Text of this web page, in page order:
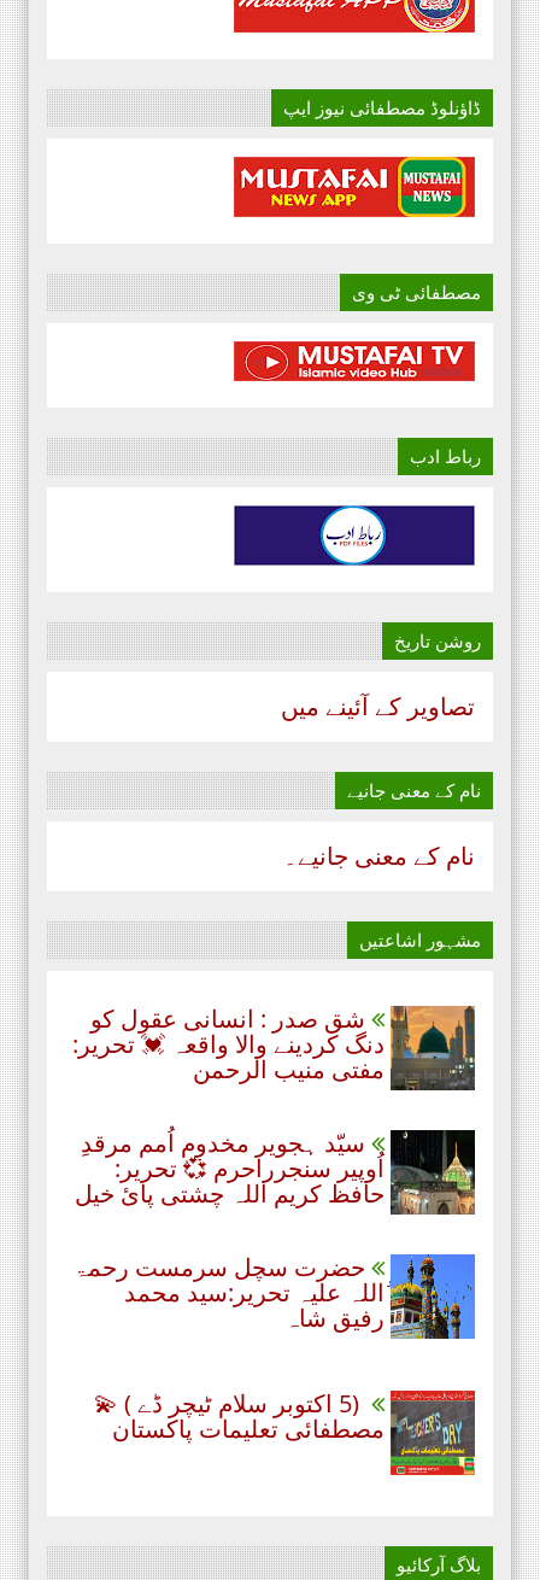
ڈاؤنلوڈ مصطفائی نیوز ایپ
مصطفائی ٹی وی
رباط ادب
روشن تاریخ
تصاویر کے آئینے میں
نام‌ کے معنی جانیے
نام‌ کے معنی جانیے۔
مشہور اشاعتیں
شق صدر : انسانی عقول کو
دنگ کردینے والا واقعہ 💓 تحریر:
مفتی منیب الرحمن
سیّد ہجویر مخدوم اُمم مرقدِ
اُوپیر سنجرراحرم 💞 تحریر:
حافظ کریم اللہ چشتی پائ خیل
حضرت سچل سرمست رحمۃ
ُاللہ علیہ تحریر:سید محمد
رفیق شاہ
(5 اکتوبر سلام ٹیچر ڈے ) 💫
مصطفائی تعلیمات پاکستان
بلاگ آرکائیو